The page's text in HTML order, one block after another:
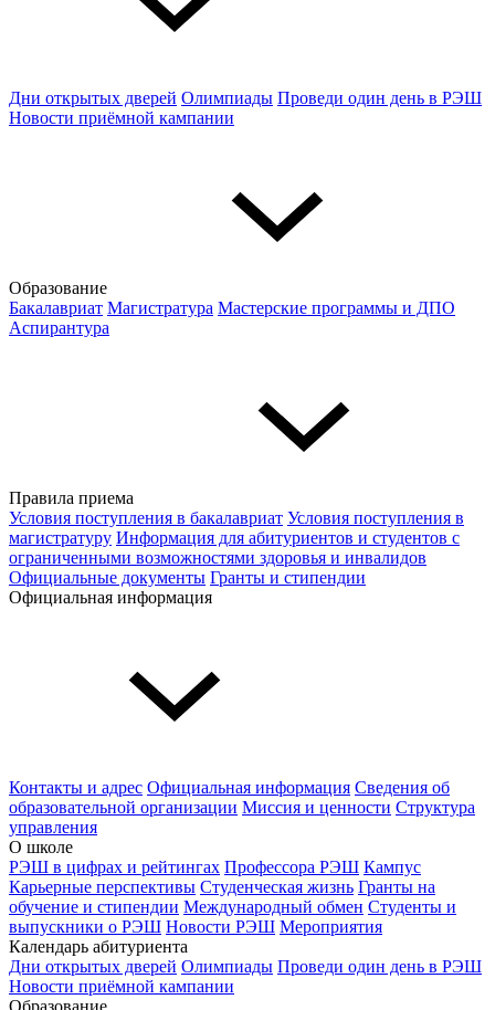
Дни открытых дверей Олимпиады Проведи один день в РЭШ
Новости приёмной кампании
Образование
Бакалавриат Магистратура Мастерские программы и ДПО
Аспирантура
Правила приема
Условия поступления в бакалавриат Условия поступления в
магистратуру Информация для абитуриентов и студентов с
ограниченными возможностями здоровья и инвалидов
Официальные документы Гранты и стипендии
Официальная информация
Контакты и адрес Официальная информация Сведения об
образовательной организации Миссия и ценности Структура
управления
О школе
РЭШ в цифрах и рейтингах Профессора РЭШ Кампус
Карьерные перспективы Студенческая жизнь Гранты на
обучение и стипендии Международный обмен Студенты и
выпускники о РЭШ Новости РЭШ Мероприятия
Календарь абитуриента
Дни открытых дверей Олимпиады Проведи один день в РЭШ
Новости приёмной кампании
Образование